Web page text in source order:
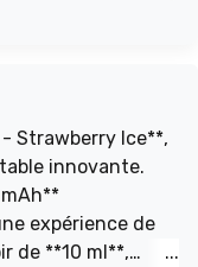
Strawberry Ice**,
innovante.
expérience de
de **10 ml**,